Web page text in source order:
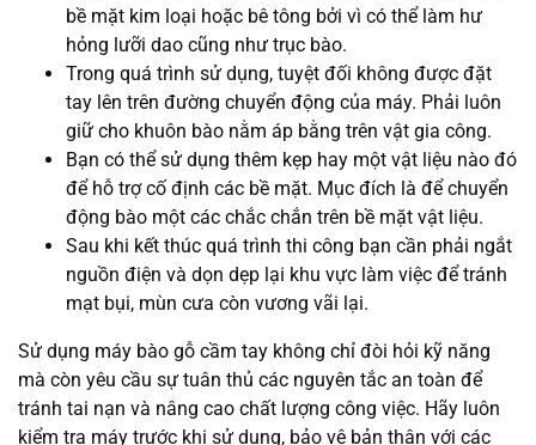
bề mặt kim loại hoặc bê tông bởi vì có thể làm hư
hỏng lưỡi dao cũng như trục bào.
Trong quá trình sử dụng, tuyệt đối không được đặt
tay lên trên đường chuyển động của máy. Phải luôn
giữ cho khuôn bào nằm áp bằng trên vật gia công.
Bạn có thể sử dụng thêm kẹp hay một vật liệu nào đó
để hỗ trợ cố định các bề mặt. Mục đích là để chuyển
động bào một các chắc chắn trên bề mặt vật liệu.
Sau khi kết thúc quá trình thi công bạn cần phải ngắt
nguồn điện và dọn dẹp lại khu vực làm việc để tránh
mạt bụi, mùn cưa còn vương vãi lại.
Sử dụng máy bào gỗ cầm tay không chỉ đòi hỏi kỹ năng
mà còn yêu cầu sự tuân thủ các nguyên tắc an toàn để
tránh tai nạn và nâng cao chất lượng công việc. Hãy luôn
kiểm tra máy trước khi sử dụng, bảo vệ bản thân với các